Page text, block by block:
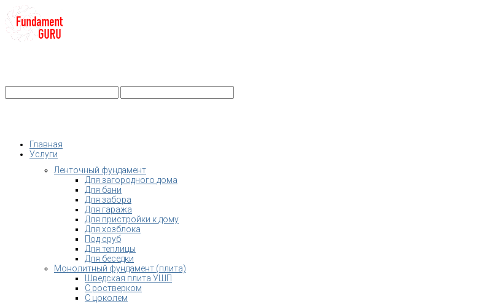
Главная
Услуги
Ленточный фундамент
Для загородного дома
Для бани
Для забора
Для гаража
Для пристройки к дому
Для хозблока
Под сруб
Для теплицы
Для беседки
Монолитный фундамент (плита)
Шведская плита УШП
С ростверком
С цоколем